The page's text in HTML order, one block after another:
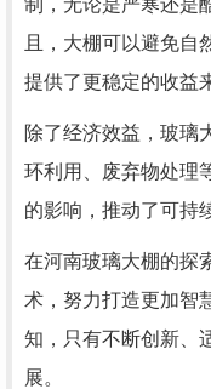
制，无论是严寒还是
且，大棚可以避免自
提供了更稳定的收益
除了经济效益，玻璃
环利用、废弃物处理
的影响，推动了可持
在河南玻璃大棚的探
术，努力打造更加智
知，只有不断创新、
展。